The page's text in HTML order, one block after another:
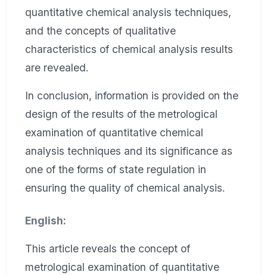
quantitative chemical analysis techniques,
and the concepts of qualitative
characteristics of chemical analysis results
are revealed.
In conclusion, information is provided on the
design of the results of the metrological
examination of quantitative chemical
analysis techniques and its significance as
one of the forms of state regulation in
ensuring the quality of chemical analysis.
English:
This article reveals the concept of
metrological examination of quantitative